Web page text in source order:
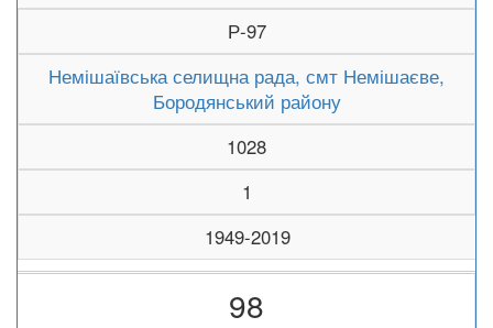
Р-97
Немішаївська селищна рада, смт Немішаєве,
Бородянський району
1028
1
1949-2019
98